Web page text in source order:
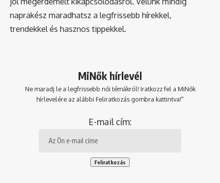
naprakész maradhatsz a legfrissebb hírekkel,
trendekkel és hasznos tippekkel.
MiNők hírlevél
Ne maradj le a legfrissebb női témákról! Iratkozz fel a MiNők
hírlevelére az alábbi Feliratkozás gombra kattintva!"
E-mail cím: